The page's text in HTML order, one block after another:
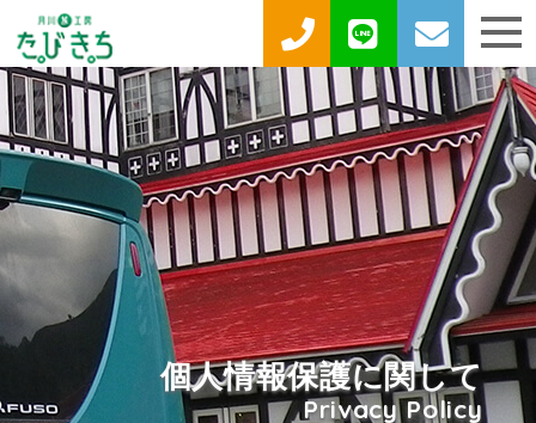
個人情報保護に関して
Privacy Policy